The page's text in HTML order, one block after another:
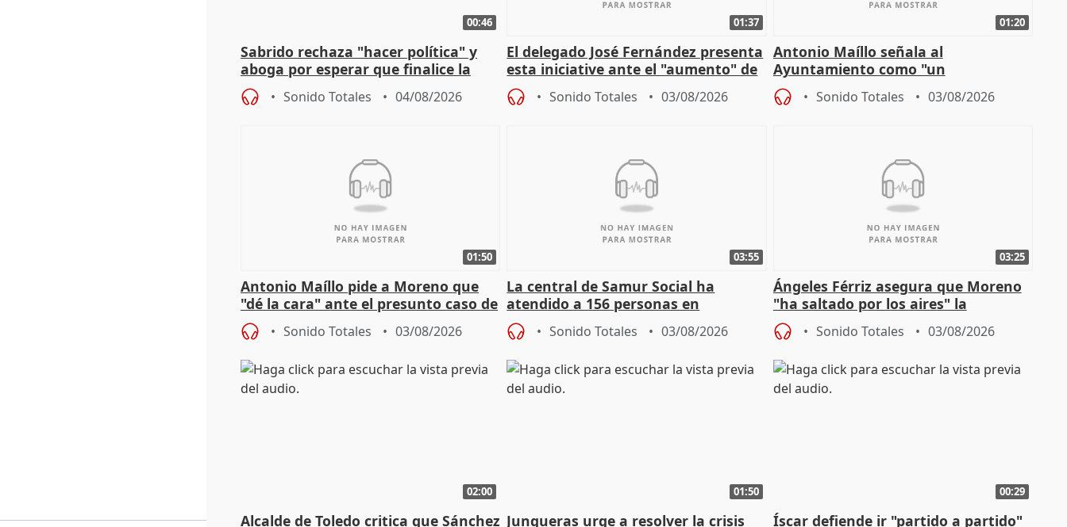
00:46
Sabrido rechaza "hacer política" y
aboga por esperar que finalice la
investigación del incendio
Sonido Totales 04/08/2026
01:37
El delegado José Fernández presenta
esta iniciative ante el "aumento" de
personas sin hogar en Madri
Sonido Totales 03/08/2026
01:20
Antonio Maíllo señala al
Ayuntamiento como "un
especulador más" sobre viviendas de
Jiménez Becerril
Sonido Totales 03/08/2026
01:50
Antonio Maíllo pide a Moreno que
"dé la cara" ante el presunto caso de
acoso del CEO de ADM
Sonido Totales 03/08/2026
03:55
La central de Samur Social ha
atendido a 156 personas en
situación de calle durante Campaña
de CalorSonido Totales 03/08/2026
03:25
Ángeles Férriz asegura que Moreno
"ha saltado por los aires" la
negociación tras acuerdo con SMA
Sonido Totales 03/08/2026
02:00
Alcalde de Toledo critica que Sánchez
01:50
Junqueras urge a resolver la crisis
00:29
Íscar defiende ir "partido a partido"